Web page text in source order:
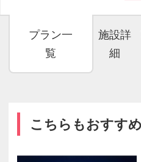
プラン一
覧
施設詳
細
こちらもおすすめ